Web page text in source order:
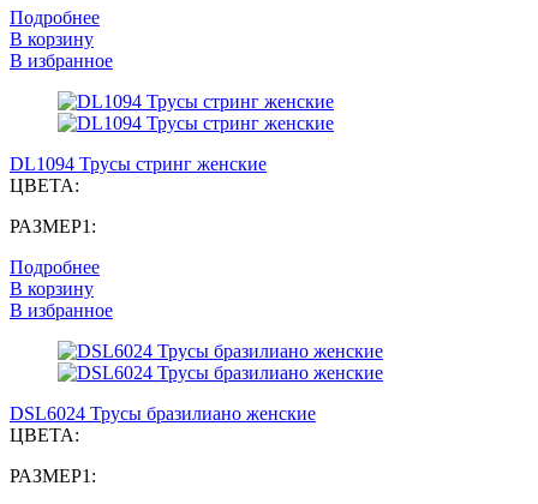
Подробнее
В корзину
В избранное
DL1094 Трусы стринг женские
ЦВЕТА:
РАЗМЕР1:
Подробнее
В корзину
В избранное
DSL6024 Трусы бразилиано женские
ЦВЕТА:
РАЗМЕР1: